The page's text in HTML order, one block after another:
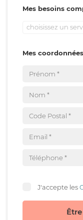
Mes besoins
choisissez un
Mes coordonnées
J'accepte les